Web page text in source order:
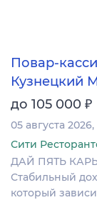
Повар-
Кузнецкий
до 105 000 ₽
05 августа 2026
Сити
ДАЙ ПЯТЬ
Стабильный
который